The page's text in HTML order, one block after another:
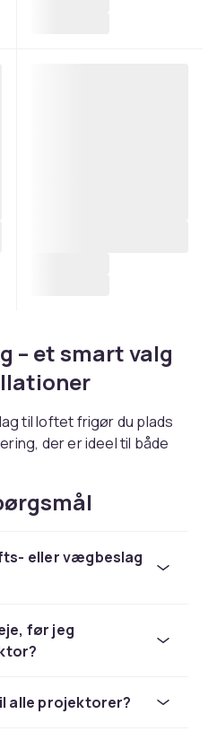
– et smart valg
til loftet frigør du plads
der er ideel til både
billede på skærmen
– når
ikke praktisk. Så er
et praktisk
uden at du
eller vægbeslag
før jeg
alle projektorer?